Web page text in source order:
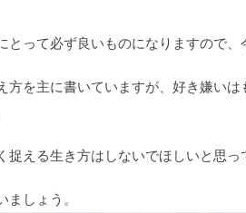
とって必ず良いものになりますので
方を主に書いていますが、好き嫌い
捉える生き方はしないでほしいと思っ
ましょう。